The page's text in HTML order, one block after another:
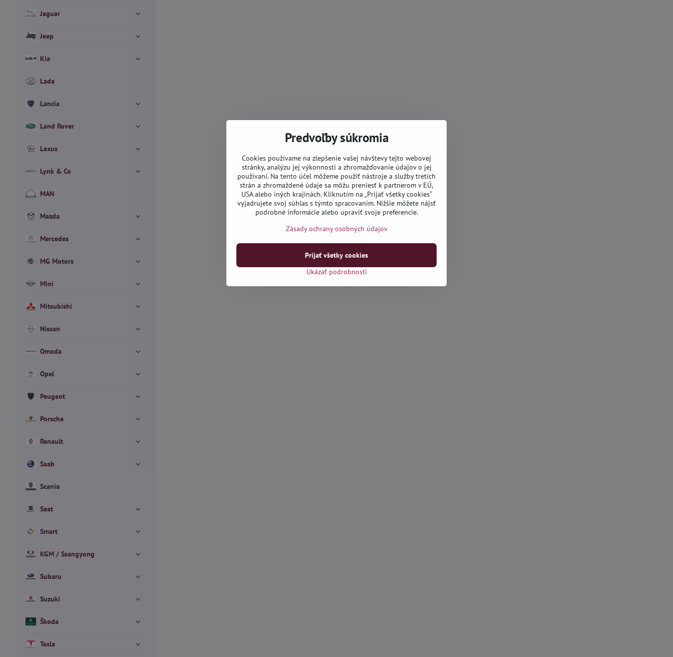
Jaguar
Jeep
Kia
Lada
Lancia
Land Rover
Lexus
Lynk & Co
MAN
Mazda
Mercedes
MG Motors
Mini
Mitsubishi
Nissan
Omoda
Opel
Peugeot
Porsche
Renault
Saab
Scania
Seat
Smart
KGM / Ssangyong
Subaru
Suzuki
Škoda
Tesla
Predvoľby súkromia
Cookies používame na zlepšenie vašej návštevy tejto webovej
stránky, analýzu jej výkonnosti a zhromažďovanie údajov o jej
používaní. Na tento účel môžeme použiť nástroje a služby tretích
strán a zhromaždené údaje sa môžu preniesť k partnerom v EÚ,
USA alebo iných krajinách. Kliknutím na „Prijať všetky cookies“
vyjadrujete svoj súhlas s týmto spracovaním. Nižšie môžete nájsť
podrobné informácie alebo upraviť svoje preferencie.
Zásady ochrany osobných údajov
Ukázať podrobnosti
Prijať všetky cookies